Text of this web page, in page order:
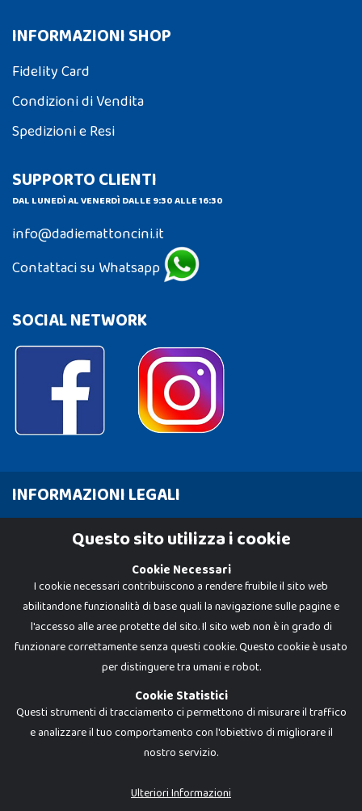
INFORMAZIONI SHOP
Fidelity Card
Condizioni di Vendita
Spedizioni e Resi
SUPPORTO CLIENTI
DAL LUNEDÌ AL VENERDÌ DALLE 9:30 ALLE 16:30
info@dadiemattoncini.it
Contattaci su Whatsapp
SOCIAL NETWORK
INFORMAZIONI LEGALI
Cookie Policy
Dadi e Mattoncini è un brand di Giocabene Srl. Ogni riproduzione o utilizzo non
I prezzi e le promozioni pubblicate potrebbero differire da quanto esposto in
Questo sito utilizza i cookie
Cookie Necessari
I cookie necessari contribuiscono a rendere fruibile il sito web
abilitandone funzionalità di base quali la navigazione sulle pagine e
l'accesso alle aree protette del sito. Il sito web non è in grado di
funzionare correttamente senza questi cookie. Questo cookie è usato
per distinguere tra umani e robot.
Cookie Statistici
Questi strumenti di tracciamento ci permettono di misurare il traffico
e analizzare il tuo comportamento con l'obiettivo di migliorare il
nostro servizio.
Ulteriori Informazioni